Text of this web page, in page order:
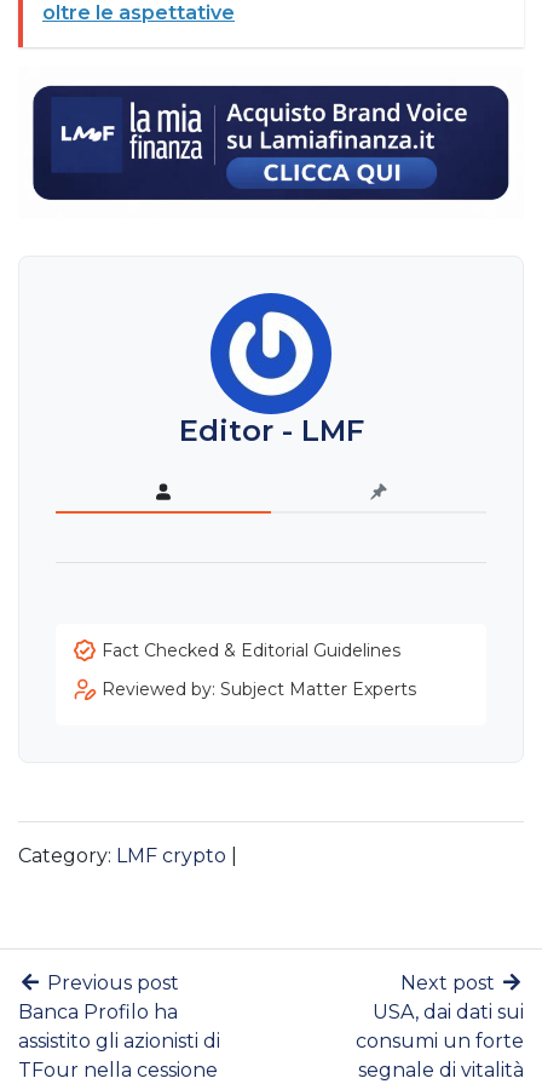
oltre le aspettative
Editor - LMF
Fact Checked & Editorial Guidelines
Reviewed by: Subject Matter Experts
Category: LMF crypto
Previous post
Banca Profilo ha
assistito gli azionisti di
TFour nella cessione
Next post
USA, dai dati sui
consumi un forte
segnale di vitalità